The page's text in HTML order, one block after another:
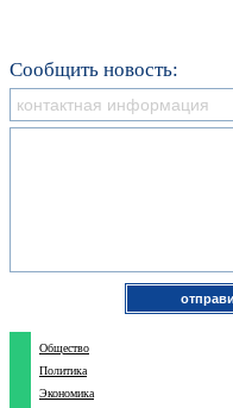
Сообщить новость:
Общество
Политика
Экономика